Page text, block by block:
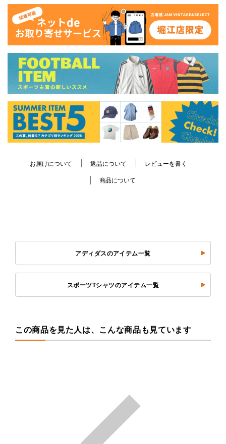
お届けについて 返品について レビューを書く
商品について
アディダスのアイテム一覧
スポーツTシャツのアイテム一覧
この商品を見た人は、こんな商品も見ています